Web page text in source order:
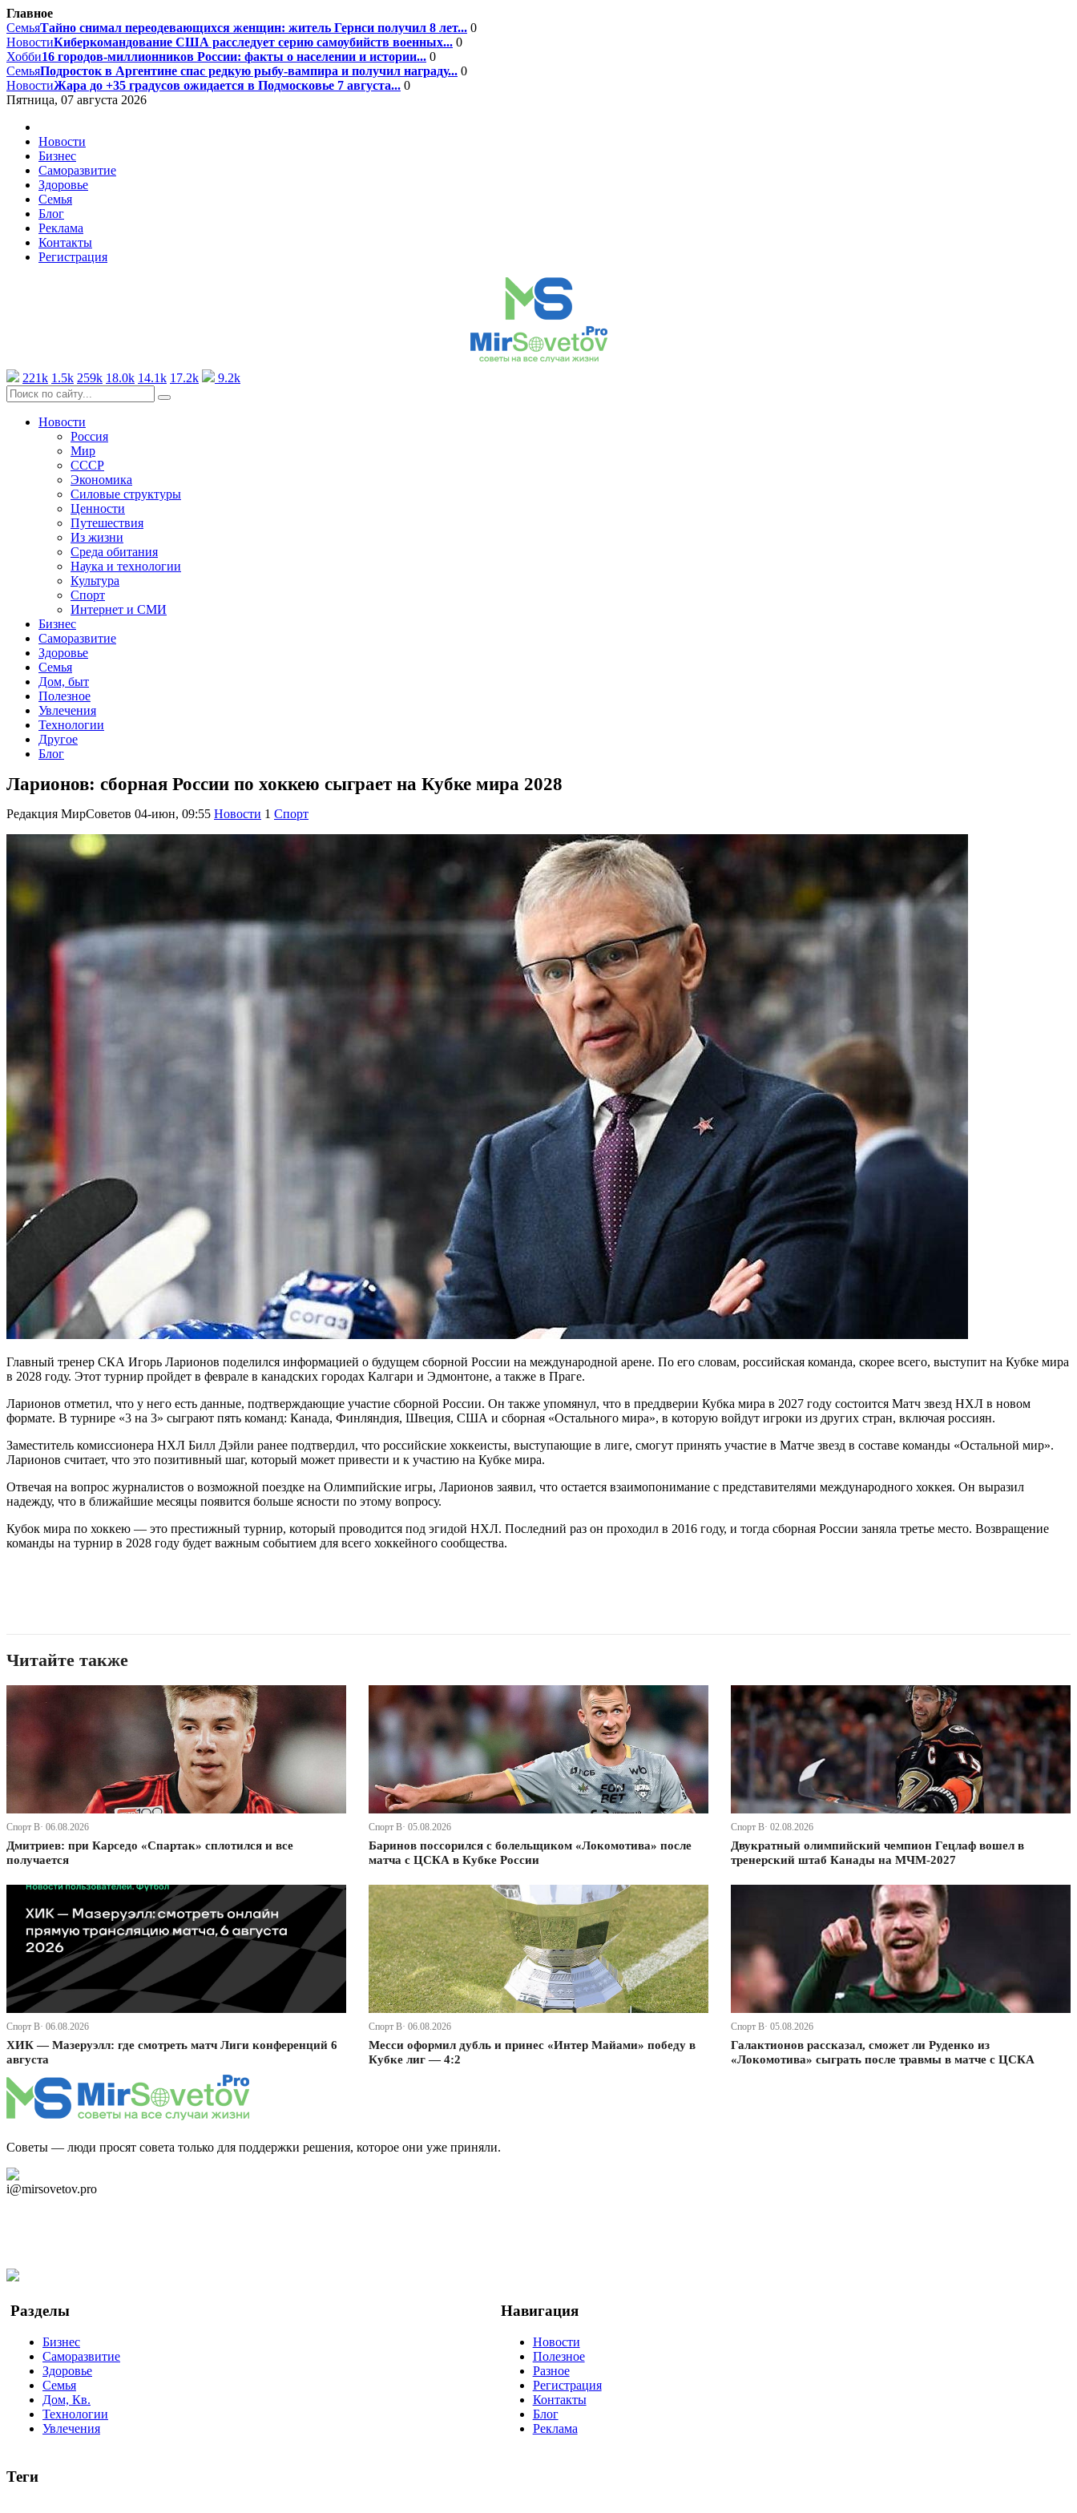
Главное
СемьяТайно снимал переодевающихся женщин: житель Гернси получил 8 лет... 0
НовостиКиберкомандование США расследует серию самоубийств военных... 0
Хобби16 городов-миллионников России: факты о населении и истории... 0
СемьяПодросток в Аргентине спас редкую рыбу-вампира и получил награду... 0
НовостиЖара до +35 градусов ожидается в Подмосковье 7 августа... 0
Пятница, 07 августа 2026
Новости
Бизнес
Саморазвитие
Здоровье
Семья
Блог
Реклама
Контакты
Регистрация
221k 1.5k 259k 18.0k 14.1k 17.2k 9.2k
Новости
Россия
Мир
СССР
Экономика
Силовые структуры
Ценности
Путешествия
Из жизни
Среда обитания
Наука и технологии
Культура
Спорт
Интернет и СМИ
Бизнес
Саморазвитие
Здоровье
Семья
Дом, быт
Полезное
Увлечения
Технологии
Другое
Блог
Ларионов: сборная России по хоккею сыграет на Кубке мира 2028
Редакция МирСоветов 04-июн, 09:55 Новости 1 Спорт
Главный тренер СКА Игорь Ларионов поделился информацией о будущем сборной России на международной арене. По его словам, российская команда, скорее всего, выступит на Кубке мира
в 2028 году. Этот турнир пройдет в феврале в канадских городах Калгари и Эдмонтоне, а также в Праге.
Ларионов отметил, что у него есть данные, подтверждающие участие сборной России. Он также упомянул, что в преддверии Кубка мира в 2027 году состоится Матч звезд НХЛ в новом
формате. В турнире «3 на 3» сыграют пять команд: Канада, Финляндия, Швеция, США и сборная «Остального мира», в которую войдут игроки из других стран, включая россиян.
Заместитель комиссионера НХЛ Билл Дэйли ранее подтвердил, что российские хоккеисты, выступающие в лиге, смогут принять участие в Матче звезд в составе команды «Остальной мир».
Ларионов считает, что это позитивный шаг, который может привести и к участию на Кубке мира.
Отвечая на вопрос журналистов о возможной поездке на Олимпийские игры, Ларионов заявил, что остается взаимопонимание с представителями международного хоккея. Он выразил
надежду, что в ближайшие месяцы появится больше ясности по этому вопросу.
Кубок мира по хоккею — это престижный турнир, который проводится под эгидой НХЛ. Последний раз он проходил в 2016 году, и тогда сборная России заняла третье место. Возвращение
команды на турнир в 2028 году будет важным событием для всего хоккейного сообщества.
Читайте также
Спорт В· 06.08.2026
Дмитриев: при Карседо «Спартак» сплотился и все
получается
Спорт В· 05.08.2026
Баринов поссорился с болельщиком «Локомотива» после
матча с ЦСКА в Кубке России
Спорт В· 02.08.2026
Двукратный олимпийский чемпион Гецлаф вошел в
тренерский штаб Канады на МЧМ-2027
Спорт В· 06.08.2026
ХИК — Мазеруэлл: где смотреть матч Лиги конференций 6
августа
Спорт В· 06.08.2026
Месси оформил дубль и принес «Интер Майами» победу в
Кубке лиг — 4:2
Спорт В· 05.08.2026
Галактионов рассказал, сможет ли Руденко из
«Локомотива» сыграть после травмы в матче с ЦСКА
Советы — люди просят совета только для поддержки решения, которое они уже приняли.
i@mirsovetov.pro
Разделы
Бизнес
Саморазвитие
Здоровье
Семья
Дом, Кв.
Технологии
Увлечения
Навигация
Новости
Полезное
Разное
Регистрация
Контакты
Блог
Реклама
Теги